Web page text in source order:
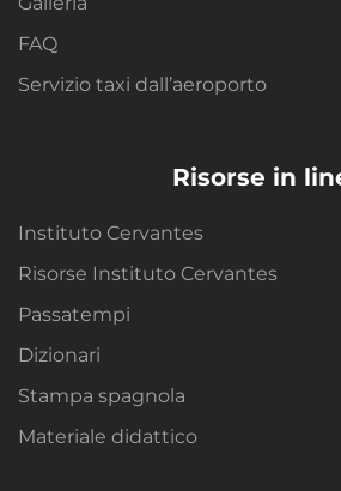
FAQ
Servizio taxi dall’aeroporto
Risorse in
Instituto Cervantes
Risorse Instituto Cervantes
Passatempi
Dizionari
Stampa spagnola
Materiale didattico